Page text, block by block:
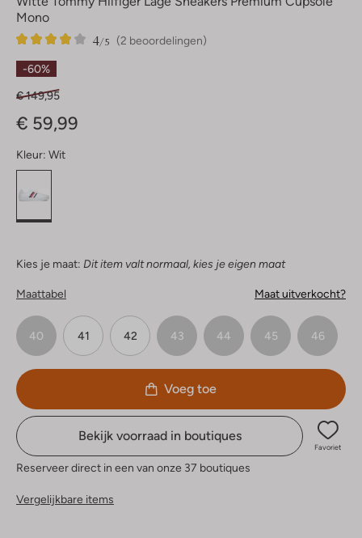
Mono
(2 beoordelingen)
4/5
2
4
Sterren
-60%
€ 149,95
€ 59,99
Kleur: Wit
Kies je maat: Dit item valt normaal, kies je eigen maat
Maattabel Maat uitverkocht?
40 41 42 43 44 45 46
Voeg toe
Bekijk voorraad in boutiques
Favoriet
Reserveer direct in een van onze 37 boutiques
Vergelijkbare items